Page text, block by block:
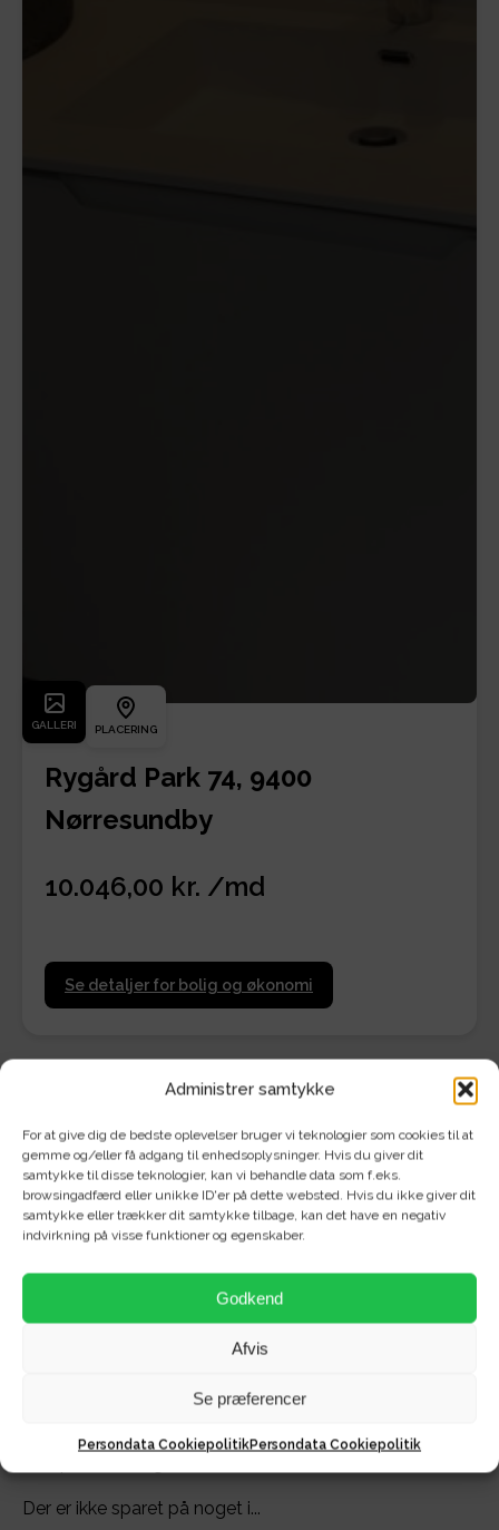
Administrer samtykke
For at give dig de bedste oplevelser bruger vi teknologier som cookies til at
gemme og/eller få adgang til enhedsoplysninger. Hvis du giver dit
samtykke til disse teknologier, kan vi behandle data som f.eks.
browsingadfærd eller unikke ID'er på dette websted. Hvis du ikke giver dit
samtykke eller trækker dit samtykke tilbage, kan det have en negativ
indvirkning på visse funktioner og egenskaber.
Godkend
Afvis
Se præferencer
Persondata CookiepolitikPersondata Cookiepolitik
GALLERI PLACERING
Rygård Park 74, 9400
Nørresundby
10.046,00 kr. /md
Se detaljer for bolig og økonomi
Om området - Rygård Park -
rækkehuse
Velkommen til Rygård Park på solsiden af Aalborg/
Her finder du et af byens flotteste og mest lækre
Rækkehusenes placering, størrelse og type gør dem
helt unikke, hvorfor der enorm stor efterspørgsel efter
Der er ikke sparet på noget i...